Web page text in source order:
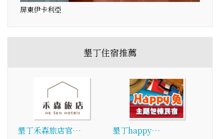
屏東伊卡利亞
墾丁住宿推薦
墾丁禾森旅店官… 墾丁happy…